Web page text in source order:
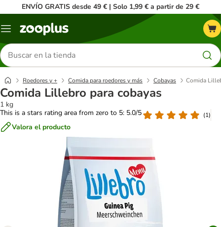
ENVÍO GRATIS desde 49 € | Solo 1,99 € a partir de 29 €
Menú
Buscar
productos
Roedores y + Comida para roedores y más Cobayas Comida
Comida Lillebro para cobayas
1 kg
This is a stars rating area from zero to 5: 5.0/5
(1)
Valora el producto